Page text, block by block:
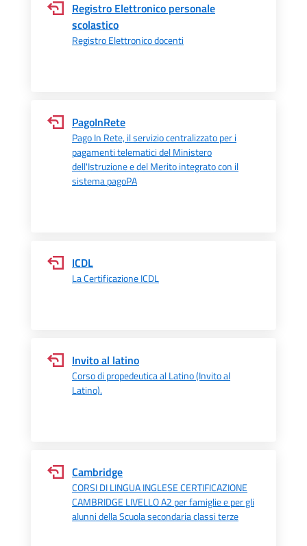
Registro Elettronico personale
scolastico
Registro Elettronico docenti
PagoInRete
Pago In Rete, il servizio centralizzato per i
pagamenti telematici del Ministero
dell'Istruzione e del Merito integrato con il
sistema pagoPA
ICDL
La Certificazione ICDL
Invito al latino
Corso di propedeutica al Latino (Invito al
Latino).
Cambridge
CORSI DI LINGUA INGLESE CERTIFICAZIONE
CAMBRIDGE LIVELLO A2 per famiglie e per gli
alunni della Scuola secondaria classi terze